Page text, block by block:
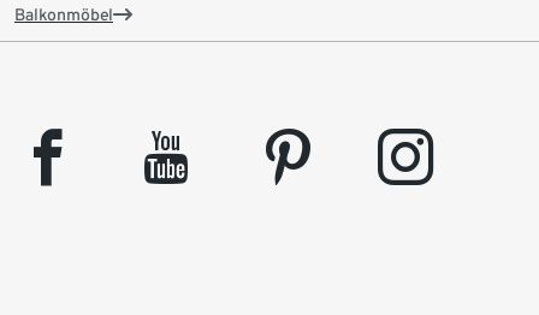
Balkonmöbel
facebook youtube pinterest instagram